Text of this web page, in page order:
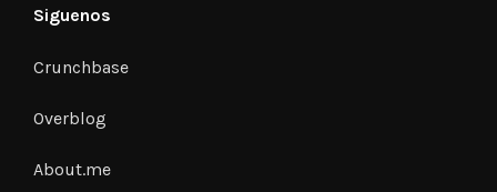
Siguenos
Crunchbase
Overblog
About.me